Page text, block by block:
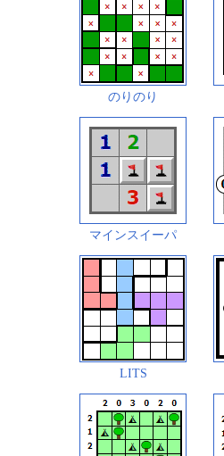
のりのり
マインスイーパ
LITS